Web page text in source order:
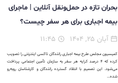
بحران تازه در حمل‌ونقل آنلاین | ماجرای
بیمه اجباری برای هر سفر چیست؟
آبان ۲۵, ۱۴۰۴
کمیسیون مجلس طرح بیمه اجباری رانندگان تاکسی اینترنتی را تصویب
کرده که ۴ درصد کرایه هر سفر به سازمان تأمین اجتماعی پرداخت
می‌شود. این تصمیم با انتقاد گسترده رانندگان و کارشناسان روبه‌رو
شده...